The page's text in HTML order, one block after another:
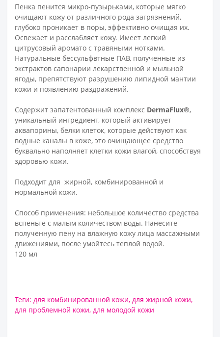
Пенка пенится микро-пузырьками, которые мягко
очищают кожу от различного рода загрязнений,
глубоко проникает в поры, эффективно очищая их.
Освежает и расслабляет кожу. Имеет легкий
цитрусовый аромато с травяными нотками.
Натуральные бессульфвтные ПАВ, полученные из
экстрактов сапонарии лекарственной и мыльной
ягоды, препятствуют разрушению липидной мантии
кожи и появлению раздражений.
Содержит запатентованный комплекс DermaFlux®,
уникальный ингредиент, который активирует
аквапорины, белки клеток, которые действуют как
водные каналы в коже, это очищающее средство
буквально наполняет клетки кожи влагой, способствуя
здоровью кожи.
Подходит для жирной, комбинированной и
нормальной кожи.
Способ применения: небольшое количество средства
вспеньте с малым количеством воды. Нанесите
полученную пену на влажную кожу лица массажными
движениями, после умойтесь теплой водой.
120 мл
Теги: для комбинированной кожи, для жирной кожи,
для проблемной кожи, для молодой кожи